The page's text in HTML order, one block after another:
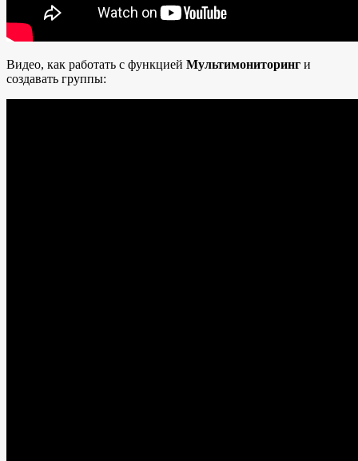
Видео, как работать с функцией Мультимониторинг и
создавать группы: